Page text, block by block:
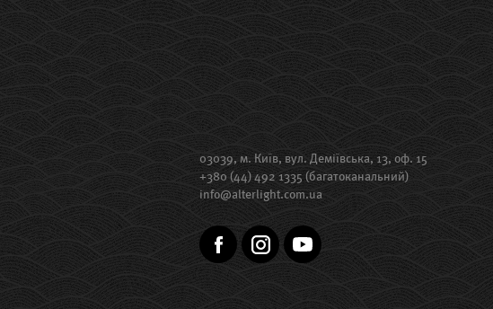
03039, м. Київ, вул. Деміївська, 13, оф. 15
+380 (44) 492 1335 (багатоканальний)
info@alterlight.com.ua